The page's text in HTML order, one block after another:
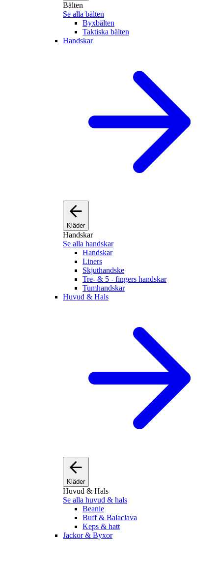
Bälten
Se alla bälten
Byxbälten
Taktiska bälten
Handskar
Kläder
Handskar
Se alla handskar
Handskar
Liners
Skjuthandske
Tre- & 5 - fingers handskar
Tumhandskar
Huvud & Hals
Kläder
Huvud & Hals
Se alla huvud & hals
Beanie
Buff & Balaclava
Keps & hatt
Jackor & Byxor